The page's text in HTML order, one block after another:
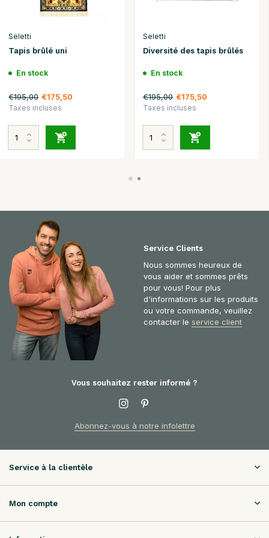
Seletti
Tapis brûlé uni
En stock
€195,00 €175,50
Taxes incluses
Seletti
Diversité des tapis brûlés
En stock
€195,00 €175,50
Taxes incluses
Service Clients
Nous sommes heureux de
vous aider et sommes prêts
pour vous! Pour plus
d'informations sur les produits
ou votre commande, veuillez
contacter le service client
Vous souhaitez rester informé ?
Abonnez-vous à notre infolettre
Service à la clientèle
Mon compte